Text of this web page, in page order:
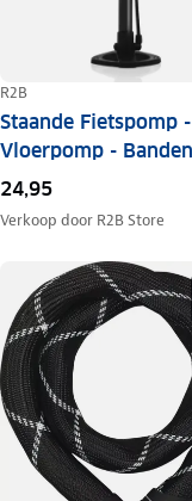
R2B
Staande Fietspomp -
Vloerpomp -
24,95
Verkoop door R2B Store